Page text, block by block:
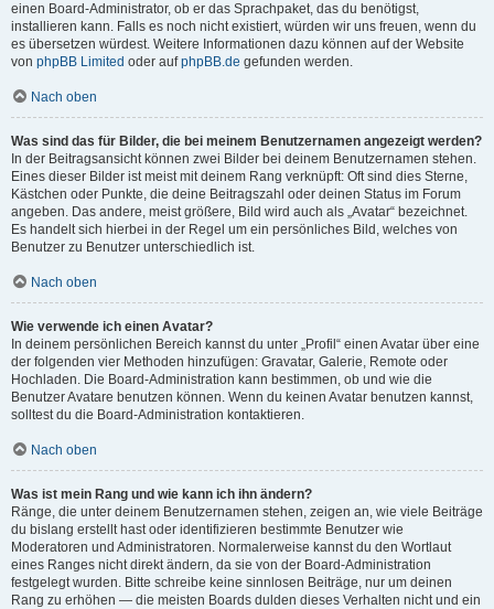
einen Board-Administrator, ob er das Sprachpaket, das du benötigst,
installieren kann. Falls es noch nicht existiert, würden wir uns freuen, wenn du
es übersetzen würdest. Weitere Informationen dazu können auf der Website
von phpBB Limited oder aufphpBB.de gefunden werden.
Nach oben
Was sind das für Bilder, die bei meinem Benutzernamen angezeigt werden?
In der Beitragsansicht können zwei Bilder bei deinem Benutzernamen stehen.
Eines dieser Bilder ist meist mit deinem Rang verknüpft: Oft sind dies Sterne,
Kästchen oder Punkte, die deine Beitragszahl oder deinen Status im Forum
angeben. Das andere, meist größere, Bild wird auch als „Avatar“ bezeichnet.
Es handelt sich hierbei in der Regel um ein persönliches Bild, welches von
Benutzer zu Benutzer unterschiedlich ist.
Nach oben
Wie verwende ich einen Avatar?
In deinem persönlichen Bereich kannst du unter „Profil“ einen Avatar über eine
der folgenden vier Methoden hinzufügen: Gravatar, Galerie, Remote oder
Hochladen. Die Board-Administration kann bestimmen, ob und wie die
Benutzer Avatare benutzen können. Wenn du keinen Avatar benutzen kannst,
solltest du die Board-Administration kontaktieren.
Nach oben
Was ist mein Rang und wie kann ich ihn ändern?
Ränge, die unter deinem Benutzernamen stehen, zeigen an, wie viele Beiträge
du bislang erstellt hast oder identifizieren bestimmte Benutzer wie
Moderatoren und Administratoren. Normalerweise kannst du den Wortlaut
eines Ranges nicht direkt ändern, da sie von der Board-Administration
festgelegt wurden. Bitte schreibe keine sinnlosen Beiträge, nur um deinen
Rang zu erhöhen — die meisten Boards dulden dieses Verhalten nicht und ein